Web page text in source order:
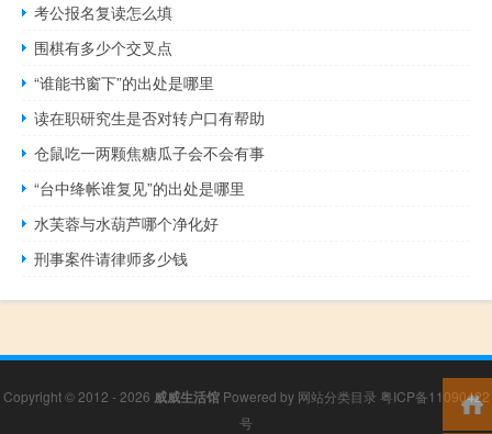
考公报名复读怎么填
围棋有多少个交叉点
“谁能书窗下”的出处是哪里
读在职研究生是否对转户口有帮助
仓鼠吃一两颗焦糖瓜子会不会有事
“台中绛帐谁复见”的出处是哪里
水芙蓉与水葫芦哪个净化好
刑事案件请律师多少钱
Copyright © 2012 - 2026 威威生活馆Powered by 网站分类目录 粤ICP备11090422
号